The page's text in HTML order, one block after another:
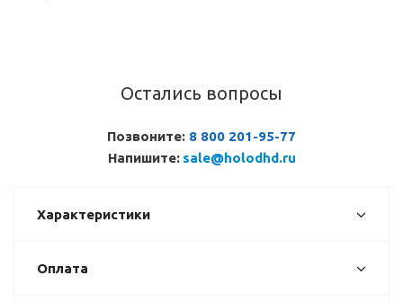
Остались вопросы
Позвоните: 8 800 201-95-77
Напишите: sale@holodhd.ru
Характеристики
Оплата